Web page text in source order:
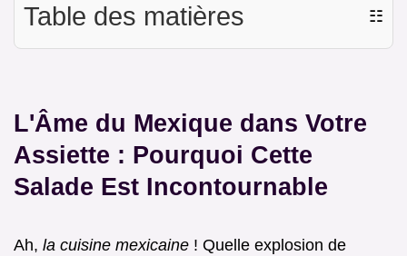
Table des matières ☷
L'Âme du Mexique dans Votre
Assiette : Pourquoi Cette
Salade Est Incontournable
Ah, la cuisine mexicaine ! Quelle explosion de